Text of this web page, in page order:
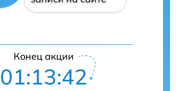
Конец акции
01:13:41